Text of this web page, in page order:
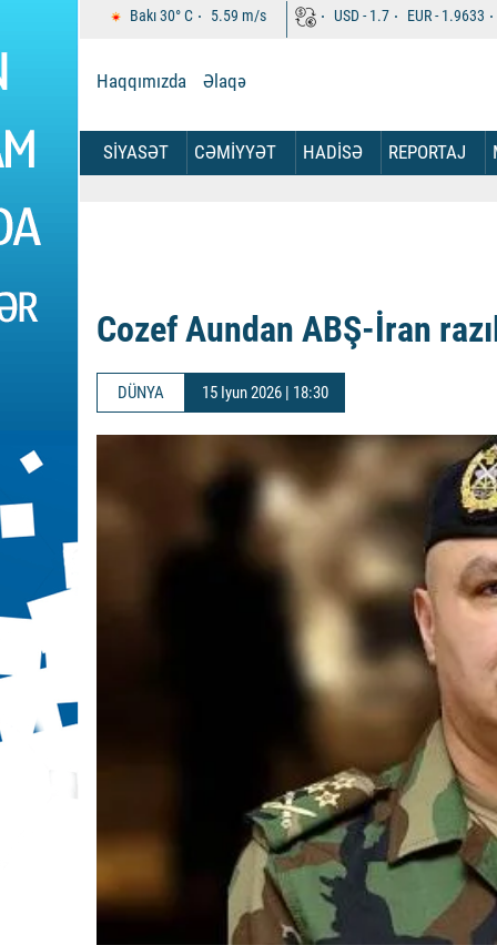
Bakı30°C 5.59 m/s USD -1.7 EUR -1.9633
Haqqımızda Əlaqə
SİYASƏT CƏMİYYƏT HADİSƏ REPORTAJ
Cozef Aundan ABŞ-İran
DÜNYA 15 Iyun 2026 | 18:30